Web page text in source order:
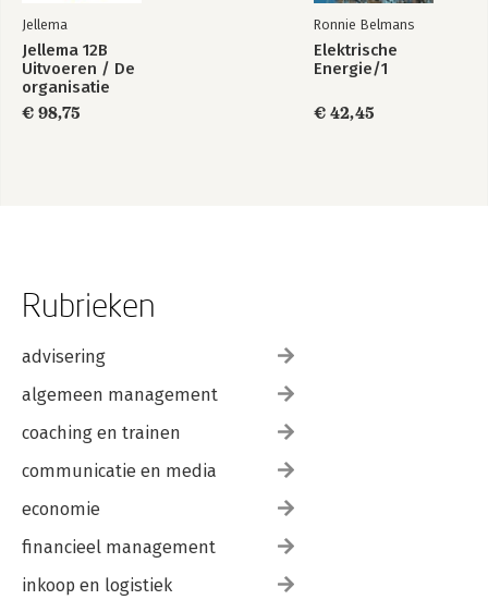
Jellema
Jellema 12B
Uitvoeren / De
organisatie
€ 98,75
Ronnie Belmans
Elektrische
Energie/1
€ 42,45
Rubrieken
advisering
algemeen management
coaching en trainen
communicatie en media
economie
financieel management
inkoop en logistiek